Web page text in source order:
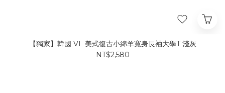
【獨家】韓國 VL 美式復古小綿羊寬身長袖大學T 淺灰
NT$2,580